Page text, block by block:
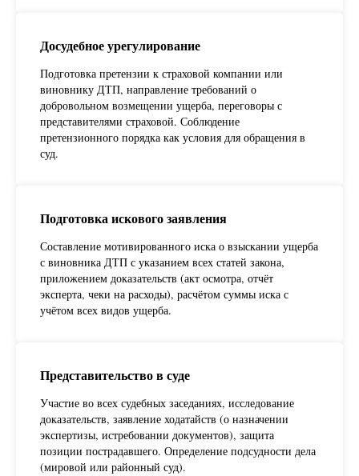
Досудебное урегулирование
Подготовка претензии к страховой компании или
виновнику ДТП, направление требований о
добровольном возмещении ущерба, переговоры с
представителями страховой. Соблюдение
претензионного порядка как условия для обращения в
суд.
Подготовка искового заявления
Составление мотивированного иска о взыскании ущерба
с виновника ДТП с указанием всех статей закона,
приложением доказательств (акт осмотра, отчёт
эксперта, чеки на расходы), расчётом суммы иска с
учётом всех видов ущерба.
Представительство в суде
Участие во всех судебных заседаниях, исследование
доказательств, заявление ходатайств (о назначении
экспертизы, истребовании документов), защита
позиции пострадавшего. Определение подсудности дела
(мировой или районный суд).